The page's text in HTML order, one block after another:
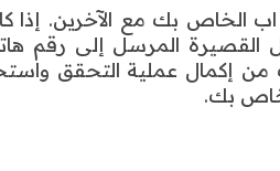
الخاص بك مع الآخرين. إذا
القصيرة المرسل إلى رقم
إكمال عملية التحقق
بك.